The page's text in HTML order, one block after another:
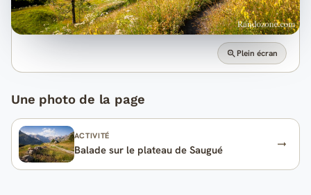
Plein écran
Une photo de la page
ACTIVITÉ
Balade sur le plateau de Saugué